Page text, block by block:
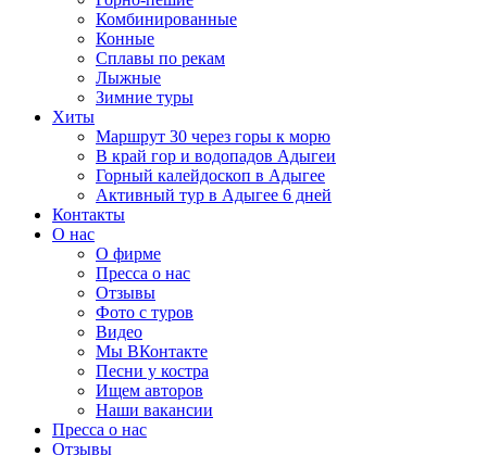
Комбинированные
Конные
Сплавы по рекам
Лыжные
Зимние туры
Хиты
Маршрут 30 через горы к морю
В край гор и водопадов Адыгеи
Горный калейдоскоп в Адыгее
Активный тур в Адыгее 6 дней
Контакты
О нас
О фирме
Пресса о нас
Отзывы
Фото с туров
Видео
Мы ВКонтакте
Песни у костра
Ищем авторов
Наши вакансии
Пресса о нас
Отзывы